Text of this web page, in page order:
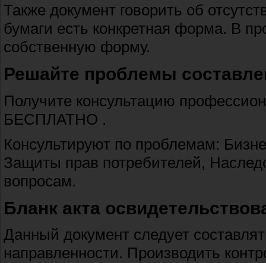
Также документ говорить об
бумаги есть конкретная форма. В
собственную форму.
Решайте проблемы
Получите консультацию
БЕСПЛАТНО .
Консультируют по проблемам:
Защиты прав потребителей,
вопросам.
Бланк акта
Данный документ следует
направленности. Производить